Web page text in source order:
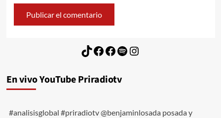
TikTok
Facebook
Facebook
Spotify
Instagram
En vivo YouTube Priradiotv
#analisisglobal #priradiotv @benjaminlosada posada y